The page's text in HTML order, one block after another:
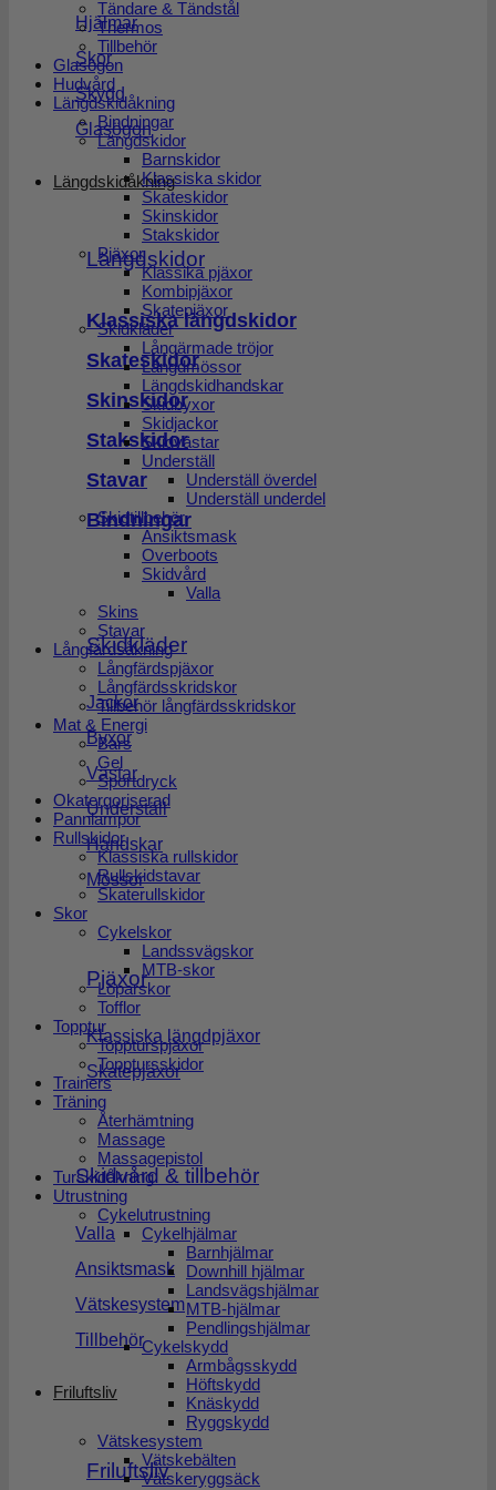
Hjälmar
Skor
Skydd
Glasögon
Längdskidåkning
Längdskidor
Klassiska längdskidor
Skateskidor
Skinskidor
Stakskidor
Stavar
Bindningar
Skidkläder
Jackor
Byxor
Västar
Underställ
Handskar
Mössor
Pjäxor
Klassiska längdpjäxor
Skatepjäxor
Skidvård & tillbehör
Valla
Ansiktsmask
Vätskesystem
Tillbehör
Friluftsliv
Friluftsliv
Tändare & Tändstål
Thermos
Tillbehör
Glasögon
Hudvård
Längdskidåkning
Bindningar
Längdskidor
Barnskidor
Klassiska skidor
Skateskidor
Skinskidor
Stakskidor
Pjäxor
Klassika pjäxor
Kombipjäxor
Skatepjäxor
Skidkläder
Långärmade tröjor
Längdmössor
Längdskidhandskar
Skidbyxor
Skidjackor
Skidvästar
Underställ
Underställ överdel
Underställ underdel
Skidtillbehör
Ansiktsmask
Overboots
Skidvård
Valla
Skins
Stavar
Långfärdsåkning
Långfärdspjäxor
Långfärdsskridskor
Tillbehör långfärdsskridskor
Mat & Energi
Bars
Gel
Sportdryck
Okatergoriserad
Pannlampor
Rullskidor
Klassiska rullskidor
Rullskidstavar
Skaterullskidor
Skor
Cykelskor
Landssvägskor
MTB-skor
Löparskor
Tofflor
Topptur
Toppturspjäxor
Topptursskidor
Trainers
Träning
Återhämtning
Massage
Massagepistol
Turskidåkning
Utrustning
Cykelutrustning
Cykelhjälmar
Barnhjälmar
Downhill hjälmar
Landsvägshjälmar
MTB-hjälmar
Pendlingshjälmar
Cykelskydd
Armbågsskydd
Höftskydd
Knäskydd
Ryggskydd
Vätskesystem
Vätskebälten
Vätskeryggsäck